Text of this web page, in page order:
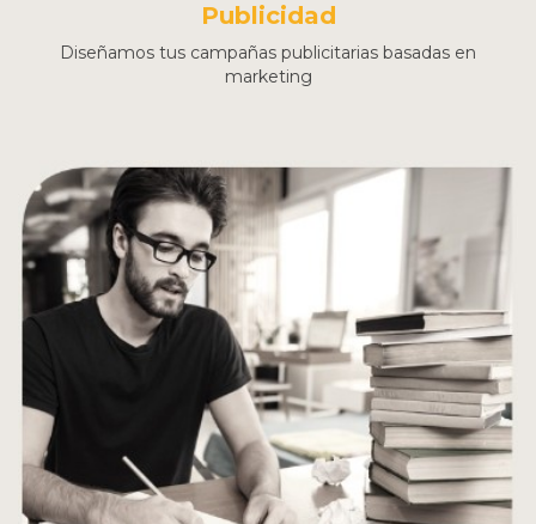
Publicidad
Diseñamos tus campañas publicitarias basadas en
marketing